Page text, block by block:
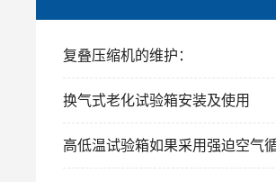
复叠压缩机的维护：
换气式老化试验箱安装及使用